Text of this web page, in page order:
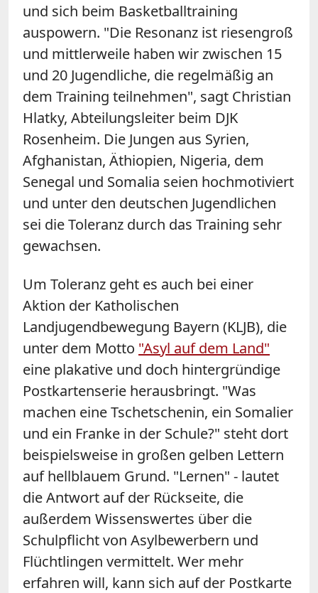
und sich beim Basketballtraining
auspowern. "Die Resonanz ist riesengroß
und mittlerweile haben wir zwischen 15
und 20 Jugendliche, die regelmäßig an
dem Training teilnehmen", sagt Christian
Hlatky, Abteilungsleiter beim DJK
Rosenheim. Die Jungen aus Syrien,
Afghanistan, Äthiopien, Nigeria, dem
Senegal und Somalia seien hochmotiviert
und unter den deutschen Jugendlichen
sei die Toleranz durch das Training sehr
gewachsen.
Um Toleranz geht es auch bei einer
Aktion der Katholischen
Landjugendbewegung Bayern (KLJB), die
unter dem Motto "Asyl auf dem Land"
eine plakative und doch hintergründige
Postkartenserie herausbringt. "Was
machen eine Tschetschenin, ein Somalier
und ein Franke in der Schule?" steht dort
beispielsweise in großen gelben Lettern
auf hellblauem Grund. "Lernen" - lautet
die Antwort auf der Rückseite, die
außerdem Wissenswertes über die
Schulpflicht von Asylbewerbern und
Flüchtlingen vermittelt. Wer mehr
erfahren will, kann sich auf der Postkarte